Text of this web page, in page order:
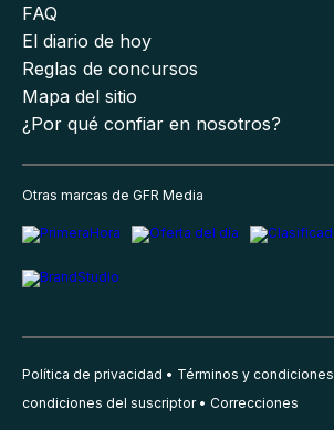
FAQ
El diario de hoy
Reglas de concursos
Mapa del sitio
¿Por qué confiar en nosotros?
Otras marcas de GFR Media
Política de privacidad Términos y condiciones
condiciones del suscriptor
Correcciones